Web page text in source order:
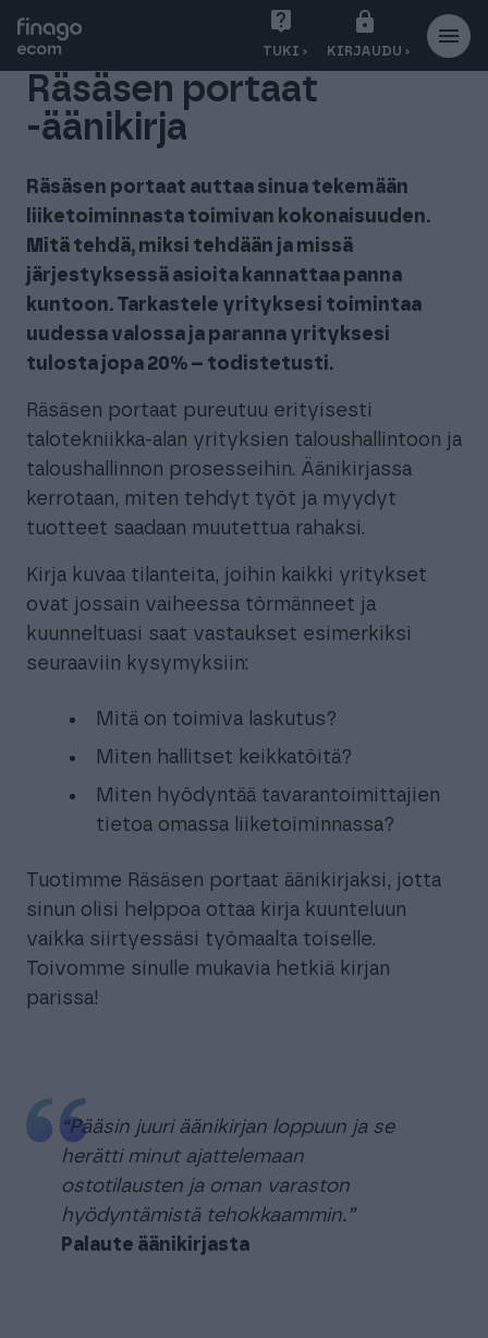
i
i
s
i
s
ä
l
t
ö
n
TUKI › KIRJAUDU ›
Räsäsen portaat
-äänikirja
Räsäsen portaat auttaa sinua tekemään
liiketoiminnasta toimivan kokonaisuuden.
Mitä tehdä, miksi tehdään ja missä
järjestyksessä asioita kannattaa panna
kuntoon. Tarkastele yrityksesi toimintaa
uudessa valossa ja paranna yrityksesi
tulosta jopa 20% – todistetusti.
Räsäsen portaat pureutuu erityisesti
talotekniikka-alan yrityksien taloushallintoon ja
taloushallinnon prosesseihin. Äänikirjassa
kerrotaan, miten tehdyt työt ja myydyt
tuotteet saadaan muutettua rahaksi.
Kirja kuvaa tilanteita, joihin kaikki yritykset
ovat jossain vaiheessa törmänneet ja
kuunneltuasi saat vastaukset esimerkiksi
seuraaviin kysymyksiin:
Mitä on toimiva laskutus?
Miten hallitset keikkatöitä?
Miten hyödyntää tavarantoimittajien
tietoa omassa liiketoiminnassa?
Tuotimme Räsäsen portaat äänikirjaksi, jotta
sinun olisi helppoa ottaa kirja kuunteluun
vaikka siirtyessäsi työmaalta toiselle.
Toivomme sinulle mukavia hetkiä kirjan
parissa!
“Pääsin juuri äänikirjan loppuun ja se
herätti minut ajattelemaan
ostotilausten ja oman varaston
hyödyntämistä tehokkaammin.”
Palaute äänikirjasta